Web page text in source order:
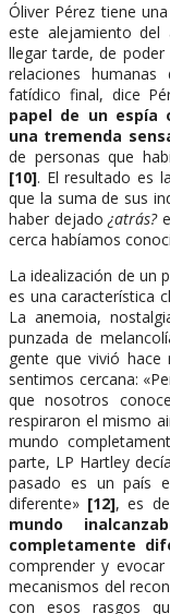
Óliver Pérez tiene
este alejamiento del
llegar tarde, de
relaciones
fatídico final, dice
papel de un espía
una tremenda
de personas que
[10]. El resultado es
que la suma de sus
haber dejado¿atrás?
cerca habíamos
La idealización de un
es una característica
La anemoia,
punzada de
gente que vivió
sentimos cercana:
que nosotros
respiraron el mismo
mundo
parte, LP Hartley
pasado es un país
diferente» [12], es
mundo
completamente
comprender y
mecanismos del
con esos rasgos